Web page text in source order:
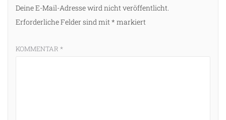
Deine E-Mail-Adresse wird nicht veröffentlicht.
Erforderliche Felder sind mit * markiert
KOMMENTAR *